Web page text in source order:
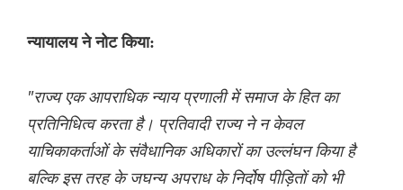
न्यायालय ने नोट किया:
"राज्य एक आपराधिक न्याय प्रणाली में समाज के हित का
प्रतिनिधित्व करता है। प्रतिवादी राज्य ने न केवल
याचिकाकर्ताओं के संवैधानिक अधिकारों का उल्लंघन किया है
बल्कि इस तरह के जघन्य अपराध के निर्दोष पीड़ितों को भी